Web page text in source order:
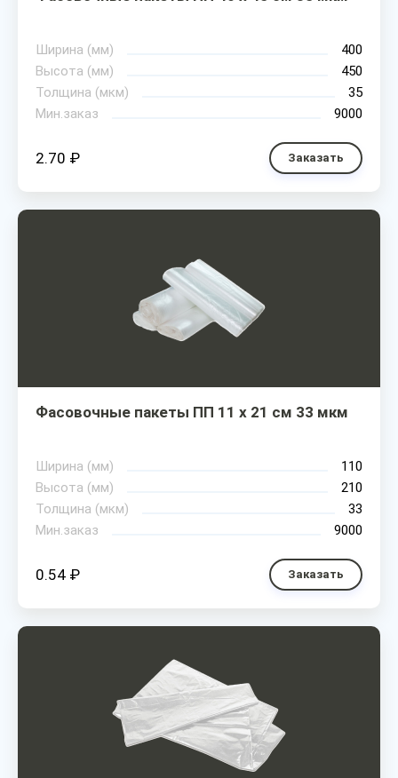
Ширина (мм)
400
Высота (мм)
450
Толщина (мкм)
35
Мин.заказ
9000
2.70 ₽ Заказать
Фасовочные пакеты ПП 11 х 21 см 33 мкм
Ширина (мм)
110
Высота (мм)
210
Толщина (мкм)
33
Мин.заказ
9000
0.54 ₽ Заказать